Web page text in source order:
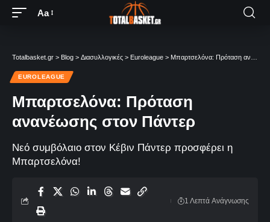
Aa
Totalbasket.gr > Blog > Διασυλλογικές > Euroleague > Μπαρτσελόνα: Πρόταση ανανέωσης στον Πάντερ
EUROLEAGUE
Μπαρτσελόνα: Πρόταση
ανανέωσης στον Πάντερ
Νεό συμβόλαιο στον Κέβιν Πάντερ προσφέρει η
Μπαρτσελόνα!
1 Λεπτά Aνάγνωσης